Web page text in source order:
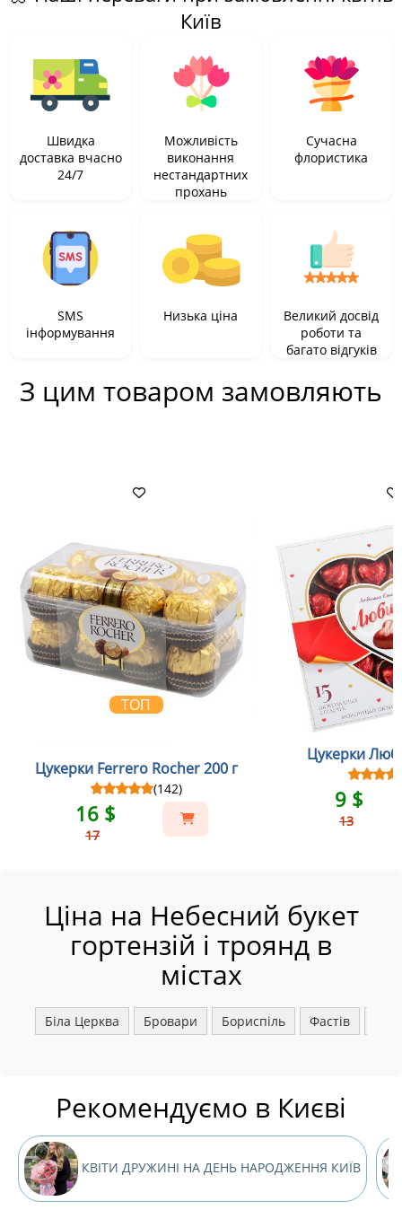
Київ
Швидка
доставка вчасно
24/7
Можливість
виконання
нестандартних
прохань
Сучасна
флористика
SMS
інформування
Низька ціна
Великий досвід
роботи та
багато відгуків
З цим товаром замовляють
ТОП
Цукерки Ferrero Rocher 200 г
(142)
16 $
17
Цукерки
9 $
13
Ціна на Небесний букет
гортензій і троянд в
містах
Біла Церква Бровари Бориспіль Фастів
Рекомендуємо в Києві
КВІТИ ДРУЖИНІ НА ДЕНЬ НАРОДЖЕННЯ КИЇВ